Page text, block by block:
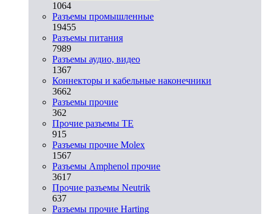
1064
Разъeмы промышленные
19455
Разъeмы питания
7989
Разъeмы аудио, видео
1367
Коннекторы и кабельные наконечники
3662
Разъeмы прочие
362
Прочие разъемы TE
915
Разъемы прочие Molex
1567
Разъемы Amphenol прочие
3617
Прочие разъемы Neutrik
637
Разъемы прочие Harting